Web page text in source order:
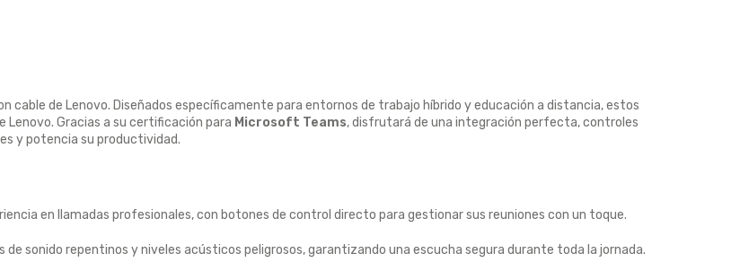
cable de Lenovo. Diseñados específicamente para entornos de trabajo híbrido y educación a distancia, estos
Lenovo. Gracias a su certificación para Microsoft Teams, disfrutará de una integración perfecta, controles
y potencia su productividad.
en llamadas profesionales, con botones de control directo para gestionar sus reuniones con un toque.
de sonido repentinos y niveles acústicos peligrosos, garantizando una escucha segura durante toda la jornada.